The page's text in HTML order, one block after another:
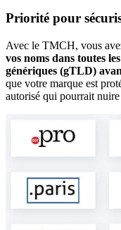
Priorité pour
Avec le TMCH, vous
vos noms dans toutes
génériques (gTLD)
que votre marque est
autorisé qui pourrait